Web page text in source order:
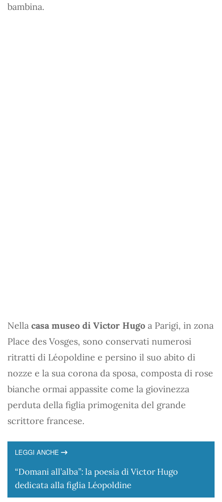
bambina.
Nella casa museo di Victor Hugo a Parigi, in zona
Place des Vosges, sono conservati numerosi
ritratti di Léopoldine e persino il suo abito di
nozze e la sua corona da sposa, composta di rose
bianche ormai appassite come la giovinezza
perduta della figlia primogenita del grande
scrittore francese.
LEGGI ANCHE
“Domani all’alba”: la poesia di Victor Hugo
dedicata alla figlia Léopoldine